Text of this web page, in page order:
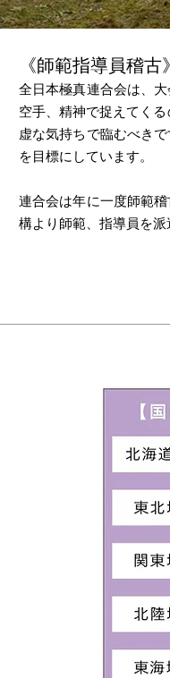
《師範指導員稽古》
全日本極真連合会は、
空手、精神で捉えてく
虚な気持ちで臨むべき
を目標にしています。
連合会は年に一度師範
構より師範、指導員を派